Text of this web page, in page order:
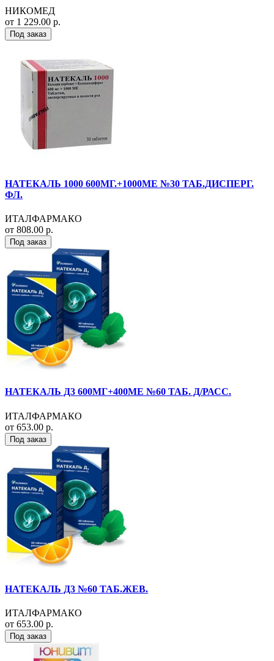
НИКОМЕД
от 1 229.00 р.
Под заказ
НАТЕКАЛЬ 1000 600МГ.+1000МЕ №30 ТАБ.ДИСПЕРГ.
ФЛ.
ИТАЛФАРМАКО
от 808.00 р.
Под заказ
НАТЕКАЛЬ Д3 600МГ+400МЕ №60 ТАБ. Д/РАСС.
ИТАЛФАРМАКО
от 653.00 р.
Под заказ
НАТЕКАЛЬ Д3 №60 ТАБ.ЖЕВ.
ИТАЛФАРМАКО
от 653.00 р.
Под заказ